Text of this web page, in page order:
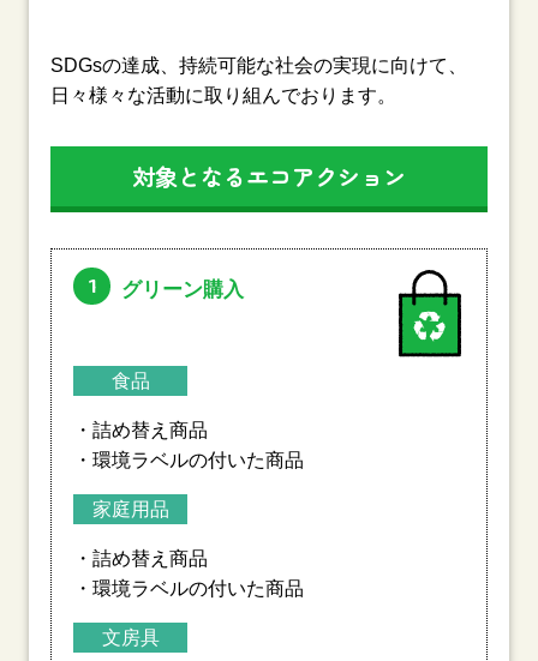
SDGsの達成、持続可能な社会の実現に向けて、
日々様々な活動に取り組んでおります。
対象となるエコアクション
1 グリーン購入
食品
・詰め替え商品
・環境ラベルの付いた商品
家庭用品
・詰め替え商品
・環境ラベルの付いた商品
文房具